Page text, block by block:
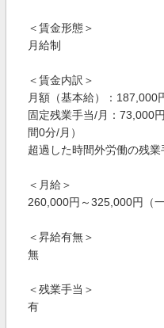
＜賃金形態＞
月給制
＜賃金内訳＞
月額（基本給）：187,000
固定残業手当/月：73,000
間0分/月）
超過した時間外労働の残
＜月給＞
260,000円～325,000円（
＜昇給有無＞
無
＜残業手当＞
有